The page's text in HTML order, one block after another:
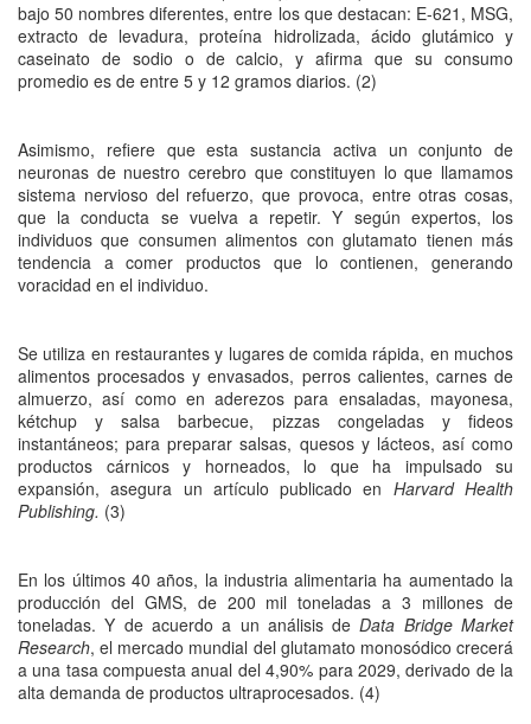
bajo 50 nombres diferentes, entre los que destacan: E-621, MSG,
extracto de levadura, proteína hidrolizada, ácido glutámico y
caseinato de sodio o de calcio, y afirma que su consumo
promedio es de entre 5 y 12 gramos diarios. (2)
Asimismo, refiere que esta sustancia activa un conjunto de
neuronas de nuestro cerebro que constituyen lo que llamamos
sistema nervioso del refuerzo, que provoca, entre otras cosas,
que la conducta se vuelva a repetir. Y según expertos, los
individuos que consumen alimentos con glutamato tienen más
tendencia a comer productos que lo contienen, generando
voracidad en el individuo.
Se utiliza en restaurantes y lugares de comida rápida, en muchos
alimentos procesados y envasados, perros calientes, carnes de
almuerzo, así como en aderezos para ensaladas, mayonesa,
kétchup y salsa barbecue, pizzas congeladas y fideos
instantáneos; para preparar salsas, quesos y lácteos, así como
productos cárnicos y horneados, lo que ha impulsado su
expansión, asegura un artículo publicado en Harvard Health
Publishing. (3)
En los últimos 40 años, la industria alimentaria ha aumentado la
producción del GMS, de 200 mil toneladas a 3 millones de
toneladas. Y de acuerdo a un análisis deData Bridge Market
Research, el mercado mundial del glutamato monosódico crecerá
a una tasa compuesta anual del 4,90% para 2029, derivado de la
alta demanda de productos ultraprocesados. (4)